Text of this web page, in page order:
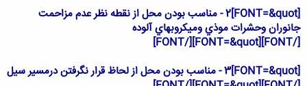
[FONT=&quot]2 - مناسب بودن محل از نقطه نظر عدم مزاحمت
جانوران وحشرات موذي وميكروبهاي آلوده
[/FONT]
[FONT=&quot][/FONT]
[FONT=&quot]3 - مناسب بودن محل از لحاظ قرار نگرفتن درمسير سيل